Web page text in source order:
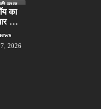
आधे घंटे तक सड़क पर हुई
न्यूज
का
…
2026